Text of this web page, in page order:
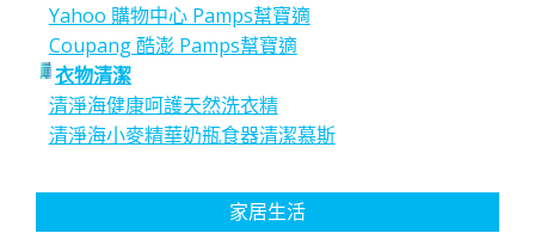
Yahoo 購物中心 Pamps幫寶適
Coupang 酷澎 Pamps幫寶適
衣物清潔
清淨海健康呵護天然洗衣精
清淨海小麥精華奶瓶食器清潔慕斯
家居生活